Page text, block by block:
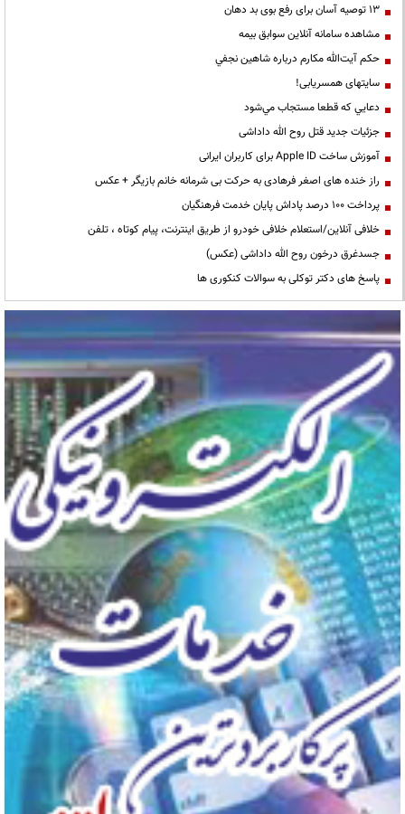
13 توصیه آسان برای رفع بوی بد دهان
مشاهده سامانه آنلاين سوابق بیمه
حكم آيت‌الله مكارم درباره شاهين نجفي
سایتهای همسریابی!
دعايي كه قطعا مستجاب مي‌شود
جزئیات جدید قتل روح الله داداشی
آموزش ساخت Apple ID برای کاربران ایرانی
راز خنده های اصغر فرهادی به حرکت بی شرمانه خانم بازیگر + عکس
پرداخت ۱۰۰ درصد پاداش پایان خدمت فرهنگیان
خلافی آنلاین/استعلام خلافی خودرو از طریق اینترنت، پیام کوتاه ، تلفن
جسدغرق درخون روح الله داداشی (عکس)
پاسخ های دکتر توکلی به سوالات کنکوری ها